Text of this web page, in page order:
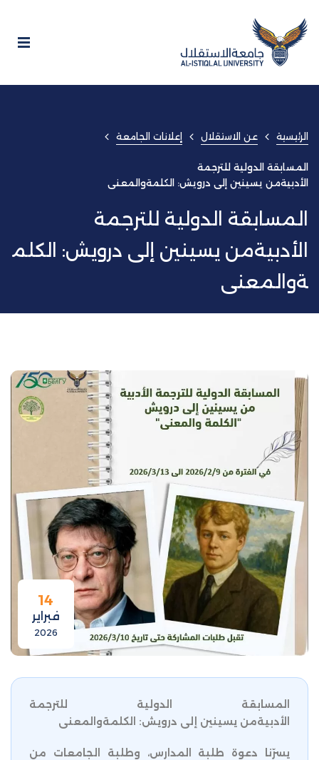
الرئيسية عن الاستقلال إعلانات الجامعة
المسابقة الدولية للترجمة
الأدبيةمن يسينين إلى درويش: الكلمةوالمعنى
المسابقة الدولية للترجمة
الأدبيةمن يسينين إلى درويش: الكلم
ةوالمعنى
14
فبراير
2026
المسابقة الدولية للترجمة
الأدبيةمن يسينين إلى درويش: الكلمةوالمعنى
يسرّنا دعوة طلبة المدارس، وطلبة الجامعات من